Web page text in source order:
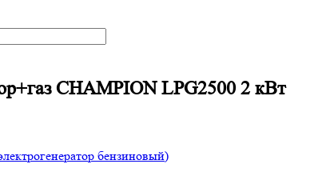
CHAMPION LPG2500 2 кВт
бензиновый)